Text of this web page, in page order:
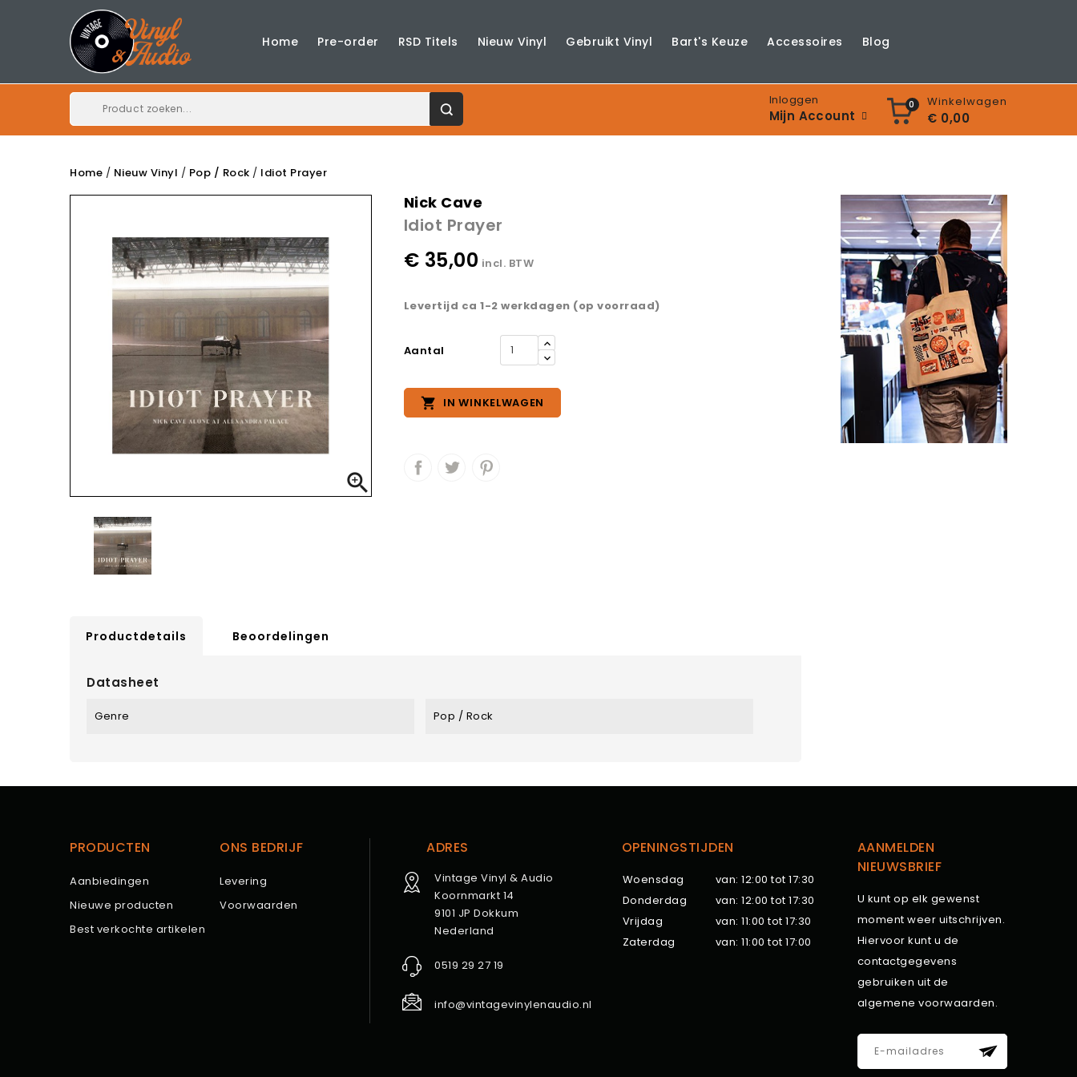
Home Pre-order RSD Titels Nieuw Vinyl Gebruikt Vinyl Bart's Keuze Accessoires Blog
0 Winkelwagen
€ 0,00
Inloggen
Mijn Account
Home Nieuw Vinyl Pop / Rock Idiot Prayer

Nick Cave
Idiot Prayer
€ 35,00 incl. BTW
Levertijd ca 1-2 werkdagen (op voorraad)
Aantal
 IN WINKELWAGEN
Productdetails Beoordelingen
Datasheet
Genre Pop / Rock
PRODUCTEN
Aanbiedingen
Nieuwe producten
Best verkochte artikelen
ONS BEDRIJF
Levering
Voorwaarden
ADRES
Vintage Vinyl & Audio
Koornmarkt 14
9101 JP Dokkum
Nederland
0519 29 27 19
info@vintagevinylenaudio.nl
OPENINGSTIJDEN
Woensdag
van: 12:00 tot 17:30
Donderdag
van: 12:00 tot 17:30
Vrijdag
van: 11:00 tot 17:30
Zaterdag
van: 11:00 tot 17:00
AANMELDEN
NIEUWSBRIEF
U kunt op elk gewenst
moment weer uitschrijven.
Hiervoor kunt u de
contactgegevens
gebruiken uit de
algemene voorwaarden.